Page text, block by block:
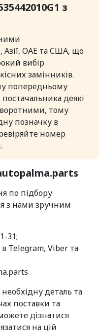
з
Азії, ОАЕ та США, що
вибір
замінників.
попередньому
деякі
тому
позначку в
номер
по підбору
з нами зручним
31;
Telegram, Viber та
деталь та
поставки та
дізнатися
на цій